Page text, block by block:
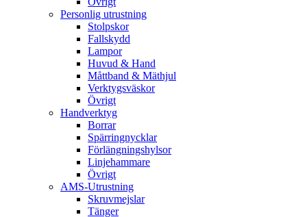
Personlig utrustning
Stolpskor
Fallskydd
Lampor
Huvud & Hand
Måttband & Mäthjul
Verktygsväskor
Övrigt
Handverktyg
Borrar
Spärringnycklar
Förlängningshylsor
Linjehammare
Övrigt
AMS-Utrustning
Skruvmejslar
Tänger